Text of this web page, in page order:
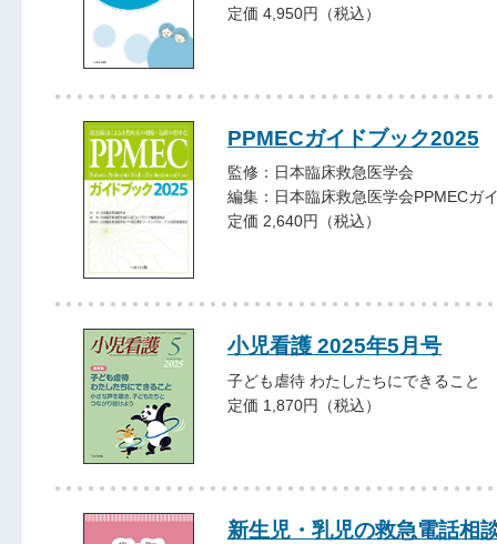
定価 4,950円（税込）
PPMECガイドブック2025
監修：日本臨床救急医学会
編集：日本臨床救急医学会PPMECガ
定価 2,640円（税込）
小児看護 2025年5月号
子ども虐待 わたしたちにできること
定価 1,870円（税込）
新生児・乳児の救急電話相